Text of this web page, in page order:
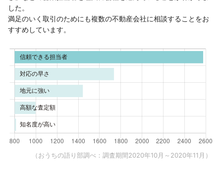
した。
満足のいく取引のためにも複数の不動産会社に相談することをお
すすめしています。
（おうちの語り部調べ：調査期間2020年10月～2020年11月）